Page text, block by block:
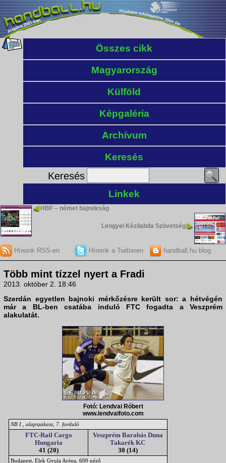
Összes cikk
Magyarország
Külföld
Képgaléria
Archívum
Keresés
Keresés
Linkek
HBF – német bajnokság
Lengyel Kézilabda Szövetség
Híreink RSS-en Híreink a Twitteren handball.hu blog
Több mint tízzel nyert a Fradi
2013. október 2. 18:46
Szerdán egyetlen bajnoki mérkőzésre került sor: a hétvégén
már a BL-ben csatába induló FTCfogadta a Veszprém
alakulatát.
Fotó: Lendvai Róbert
www.lendvaifoto.com
NB I., alapszakasz, 7. forduló
FTC-Rail Cargo
Hungaria
41 (20)
Veszprém Barabás Duna
Takarék KC
30 (14)
Budapest, Elek Gyula Aréna, 600 néző